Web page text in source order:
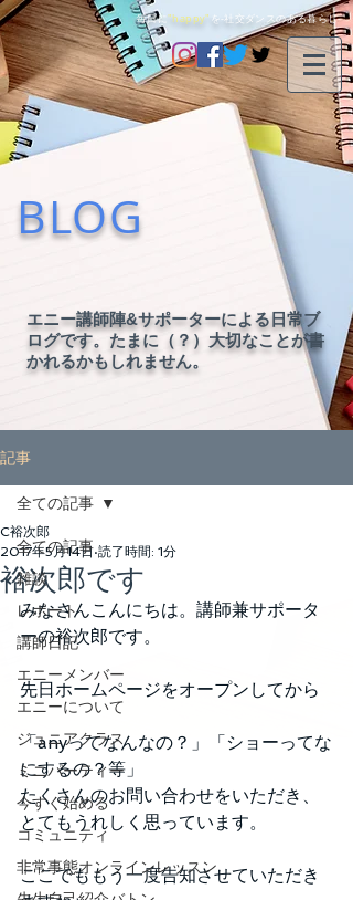
毎日に"happy" を-社交ダンスのある暮らし-
BLOG
エニー講師陣&サポーターによる日常ブ
ログです。たまに（？）大切なことが書
かれるかもしれません。
記事
全ての記事
雑談
レポート
講師日記
エニーメンバー
エニーについて
ジュニアクラス
ミニパーティー
今すぐ始める
コミュニティ
非常事態オンラインレッスン
全ての記事
裕次郎です
C裕次郎
2017年5月14日 読了時間: 1分
みなさんこんにちは。講師兼サポータ
ーの裕次郎です。
先日ホームページをオープンしてから
「anyってなんなの？」「ショーってな
にするの？等」
たくさんのお問い合わせをいただき、
とてもうれしく思っています。
ここでももう一度告知させていただき